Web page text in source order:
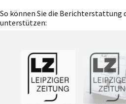
So können Sie die Berichterstattung
unterstützen: